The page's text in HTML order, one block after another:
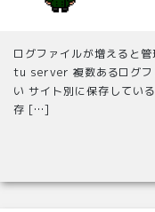
ログファイルが増えると
tu server 複数あるログフ
い サイト別に保存してい
存 […]